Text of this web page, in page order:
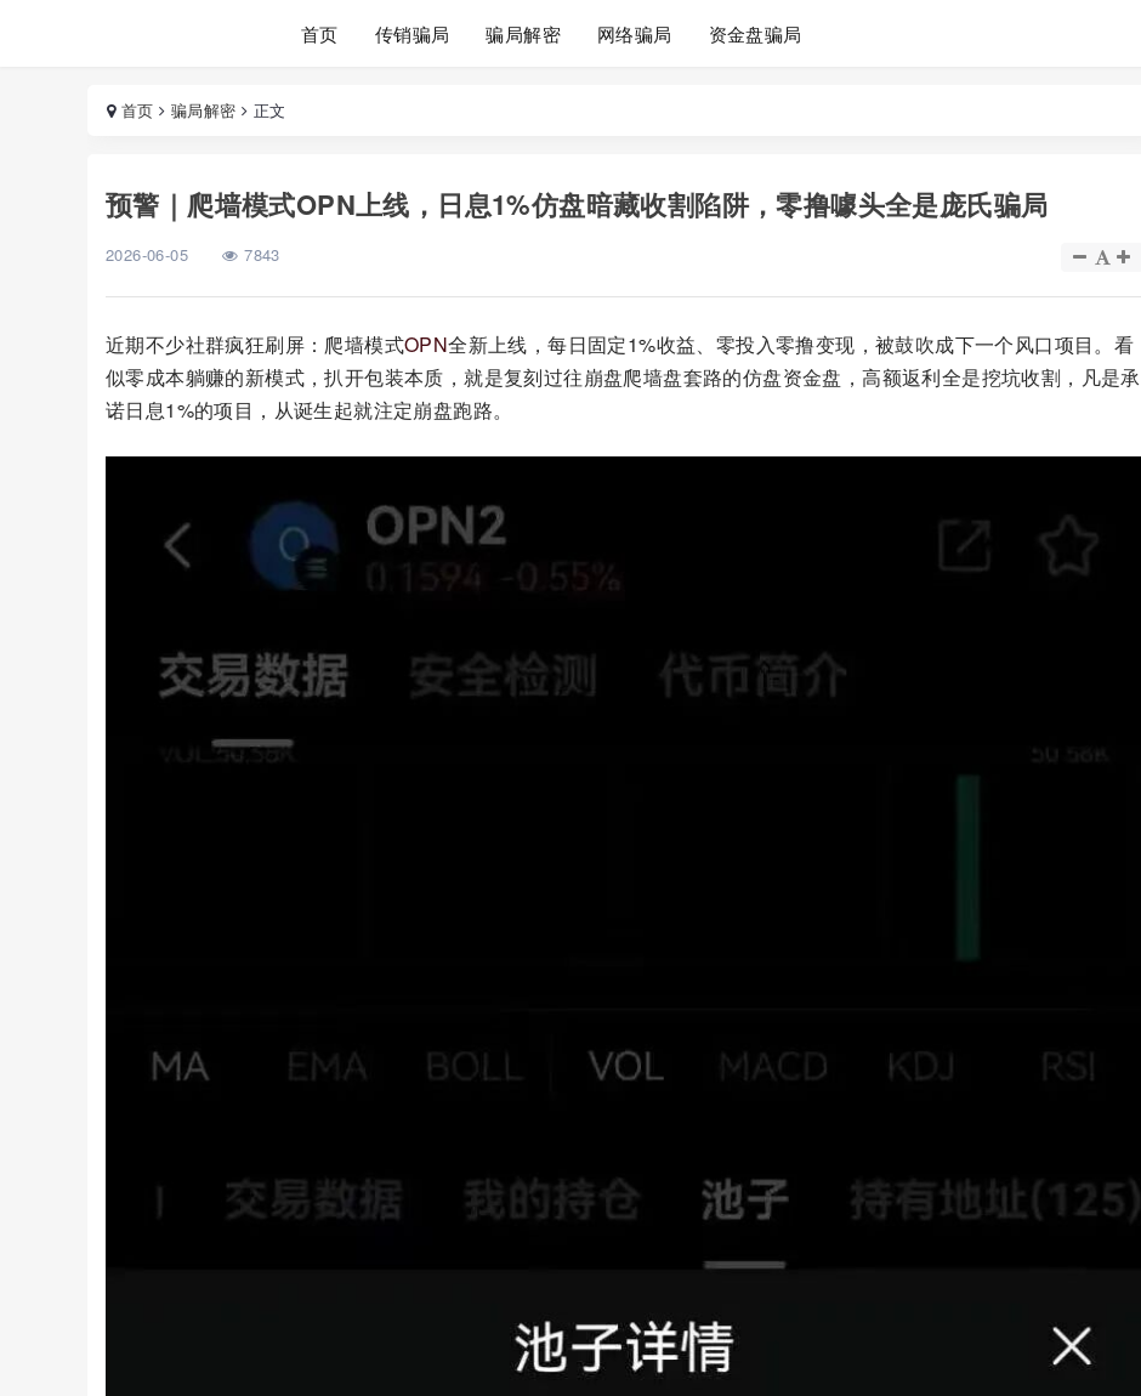
首页 传销骗局 骗局解密 网络骗局 资金盘骗局
首页 骗局解密 正文
预警｜爬墙模式OPN上线，日息1%仿盘暗藏收割陷阱，零撸噱头全是庞氏骗局
2026-06-05 7843
近期不少社群疯狂刷屏：爬墙模式OPN全新上线，每日固定1%收益、零投入零撸变现，被鼓吹成下一个风口项目。看
似零成本躺赚的新模式，扒开包装本质，就是复刻过往崩盘爬墙盘套路的仿盘资金盘，高额返利全是挖坑收割，凡是承
诺日息1%的项目，从诞生起就注定崩盘跑路。